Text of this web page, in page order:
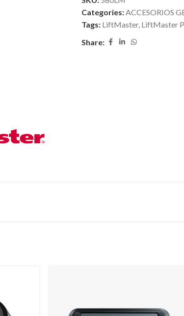
Categories:ACCESORIOS
Tags: LiftMaster, LiftMaster
Share: